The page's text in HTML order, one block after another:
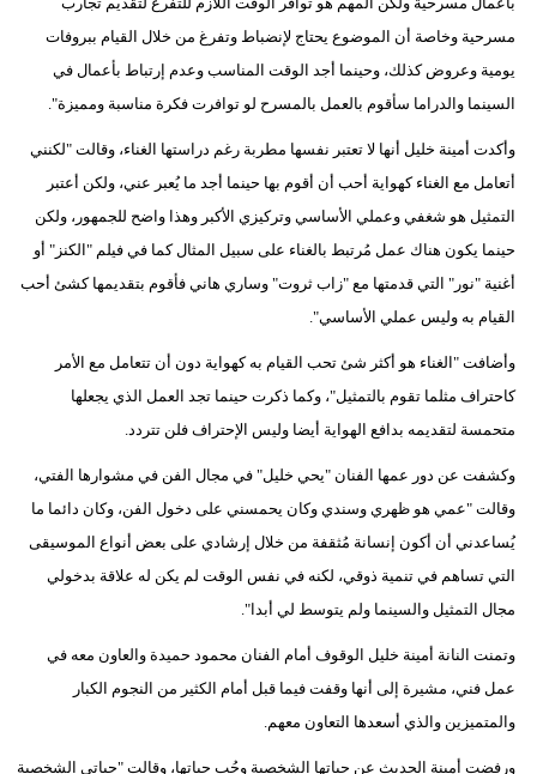
مسرحية وخاصة أن الموضوع يحتاج لإنضباط وتفرغ من خلال القيام ببروفات
يومية وعروض كذلك، وحينما أجد الوقت المناسب وعدم إرتباط بأعمال في
السينما والدراما سأقوم بالعمل بالمسرح لو توافرت فكرة مناسبة ومميزة".
وأكدت أمينة خليل أنها لا تعتبر نفسها مطربة رغم دراستها الغناء، وقالت "لكنني
أتعامل مع الغناء كهواية أحب أن أقوم بها حينما أجد ما يُعبر عني، ولكن أعتبر
التمثيل هو شغفي وعملي الأساسي وتركيزي الأكبر وهذا واضح للجمهور، ولكن
حينما يكون هناك عمل مُرتبط بالغناء على سبيل المثال كما في فيلم "الكنز" أو
أغنية "نور" التي قدمتها مع "زاب ثروت" وساري هاني فأقوم بتقديمها كشئ أحب
القيام به وليس عملي الأساسي".
وأضافت "الغناء هو أكثر شئ تحب القيام به كهواية دون أن تتعامل مع الأمر
كاحتراف مثلما تقوم بالتمثيل"، وكما ذكرت حينما تجد العمل الذي يجعلها
متحمسة لتقديمه بدافع الهواية أيضا وليس الإحتراف فلن تتردد.
وكشفت عن دور عمها الفنان "يحي خليل" في مجال الفن في مشوارها الفتي،
وقالت "عمي هو ظهري وسندي وكان يحمسني على دخول الفن، وكان دائما ما
يُساعدني أن أكون إنسانة مُثقفة من خلال إرشادي على بعض أنواع الموسيقى
التي تساهم في تنمية ذوقي، لكنه في نفس الوقت لم يكن له علاقة بدخولي
مجال التمثيل والسينما ولم يتوسط لي أبدا".
وتمنت النانة أمينة خليل الوقوف أمام الفنان محمود حميدة والعاون معه في
عمل فني، مشيرة إلى أنها وقفت فيما قبل أمام الكثير من النجوم الكبار
والمتميزين والذي أسعدها التعاون معهم.
ورفضت أمينة الحديث عن حياتها الشخصية وحُب حياتها، وقالت "حياتي الشخصية